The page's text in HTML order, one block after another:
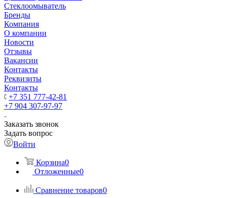
Стеклоомыватель
Бренды
Компания
О компании
Новости
Отзывы
Вакансии
Контакты
Реквизиты
Контакты
+7 351 777-42-81
+7 904 307-97-97
Заказать звонок
Задать вопрос
Войти
Корзина0
Отложенные0
Сравнение товаров0